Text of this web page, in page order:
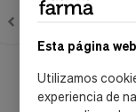
Esta página
Utilizamos
experiencia de